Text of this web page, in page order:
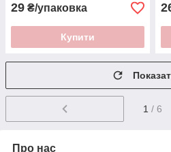
29 ₴/упаковка
Купити
1 / 6
Про нас